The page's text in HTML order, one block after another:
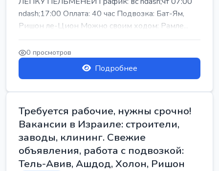
ndash;17:00 Оплата: 40 час Подвозка: Бат-Ям,
Ришон ле-Цион Можно своим ходом: Рамле...
0 просмотров
Подробнее
Требуется рабочие, нужны срочно!
Вакансии в Израиле: строители,
заводы, клининг. Свежие
объявления, работа с подвозкой:
Тель-Авив, Ашдод, Холон, Ришон